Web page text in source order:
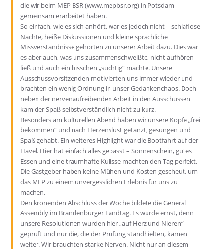
die wir beim MEP BSR (www.mepbsr.org) in Potsdam
gemeinsam erarbeitet haben.
So einfach, wie es sich anhört, war es jedoch nicht – schlaflose
Nächte, heiße Diskussionen und kleine sprachliche
Missverständnisse gehörten zu unserer Arbeit dazu. Dies war
es aber auch, was uns zusammenschweißte, nicht aufhören
ließ und auch ein bisschen „süchtig“ machte. Unsere
Ausschussvorsitzenden motivierten uns immer wieder und
brachten ein wenig Ordnung in unser Gedankenchaos. Doch
neben der nervenaufreibenden Arbeit in den Ausschüssen
kam der Spaß selbstverständlich nicht zu kurz.
Besonders am kulturellen Abend haben wir unsere Köpfe „frei
bekommen“ und nach Herzenslust getanzt, gesungen und
Spaß gehabt. Ein weiteres Highlight war die Bootfahrt auf der
Havel. Hier hat einfach alles gepasst – Sonnenschein, gutes
Essen und eine traumhafte Kulisse machten den Tag perfekt.
Die Gastgeber haben keine Mühen und Kosten gescheut, um
das MEP zu einem unvergesslichen Erlebnis für uns zu
machen.
Den krönenden Abschluss der Woche bildete die General
Assembly im Brandenburger Landtag. Es wurde ernst, denn
unsere Resolutionen wurden hier „auf Herz und Nieren“
geprüft und nur die, die der Prüfung standhielten, kamen
weiter. Wir brauchten starke Nerven. Nicht nur an diesem